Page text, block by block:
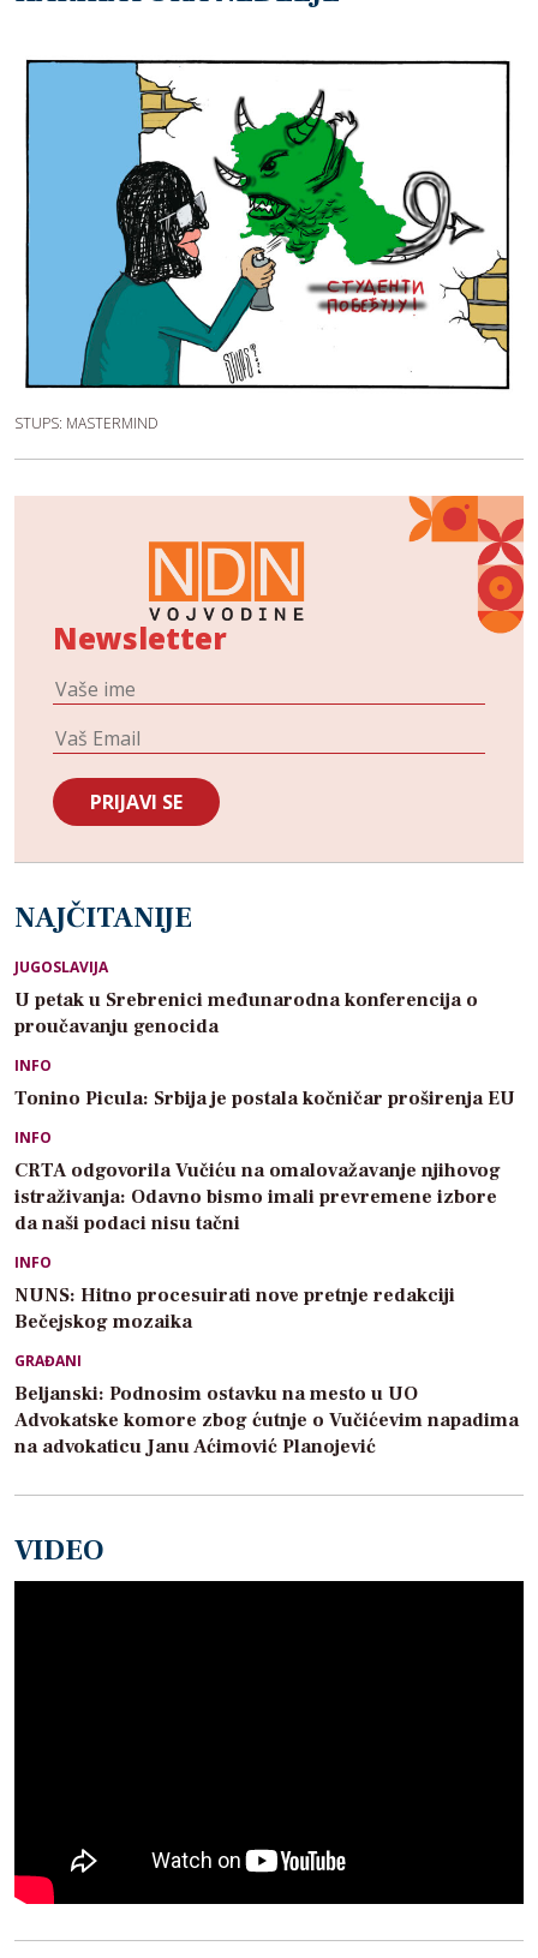
STUPS: MASTERMIND
Newsletter
NAJČITANIJE
JUGOSLAVIJA
U petak u Srebrenici međunarodna konferencija o
proučavanju genocida
INFO
Tonino Picula: Srbija je postala kočničar proširenja EU
INFO
CRTA odgovorila Vučiću na omalovažavanje njihovog
istraživanja: Odavno bismo imali prevremene izbore
da naši podaci nisu tačni
INFO
NUNS: Hitno procesuirati nove pretnje redakciji
Bečejskog mozaika
GRAĐANI
Beljanski: Podnosim ostavku na mesto u UO
Advokatske komore zbog ćutnje o Vučićevim napadima
na advokaticu Janu Aćimović Planojević
VIDEO